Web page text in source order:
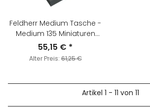
Feldherr Medium Tasche -
Medium 135 Miniaturen
(FS035C5BO)
55,15 € *
Alter Preis:61,25 €
Artikel 1 - 11 von 11